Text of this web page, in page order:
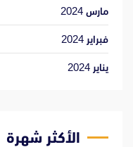
مارس 2024
فبراير 2024
يناير 2024
الأكثر شهرة